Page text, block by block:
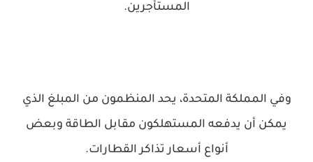
المستأجرين.
وفي المملكة المتحدة، يحد المنظمون من المبلغ الذي
يمكن أن يدفعه المستهلكون مقابل الطاقة وبعض
أنواع أسعار تذاكر القطارات.